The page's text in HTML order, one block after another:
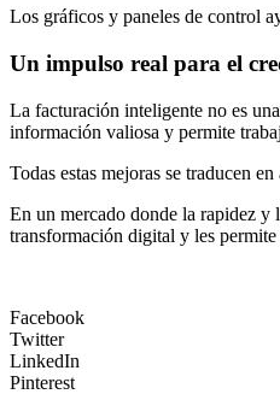
Los gráficos y paneles de control
Un impulso real para el
La facturación inteligente no es
información valiosa y permite
Todas estas mejoras se traducen
En un mercado donde la rapidez y
transformación digital y les
Facebook
Twitter
LinkedIn
Pinterest